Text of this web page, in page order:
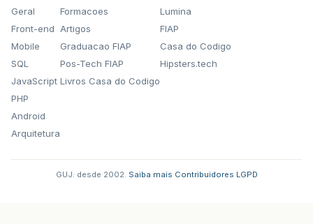
Geral
Front-end
Mobile
SQL
JavaScript
PHP
Android
Arquitetura
Formacoes
Artigos
Graduacao FIAP
Pos-Tech FIAP
Livros Casa do Codigo
Lumina
FIAP
Casa do Codigo
Hipsters.tech
GUJ: desde 2002. Saiba mais Contribuidores LGPD